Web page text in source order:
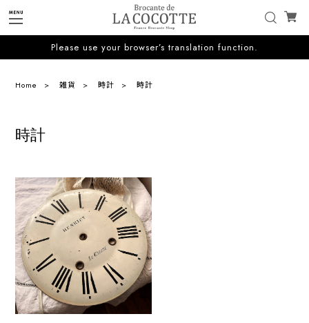
Please use your browser’s translation function.
Home 雑貨 時計 時計
時計